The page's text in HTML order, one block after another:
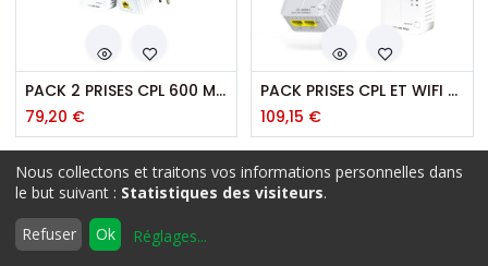
Filtres
Accueil Rechercher
PACK 2 PRISES CPL 600 MBPS PLUG
79,20 €
PACK PRISES CPL ET WIFI 600 MBPS
109,15 €
Nous collectons et traitons vos informations personnelles dans
le but suivant : Statistiques des visiteurs.
Refuser Ok Réglages...